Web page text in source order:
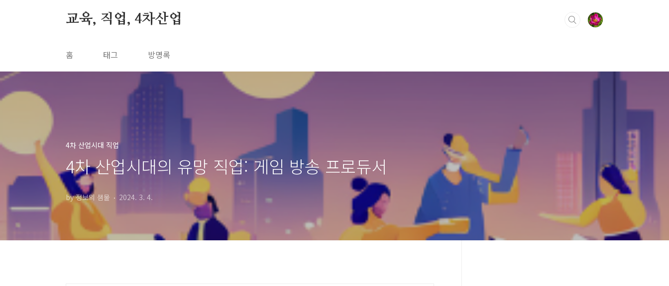
교육, 직업, 4차산업
홈 태그 방명록
4차 산업시대 직업
4차 산업시대의 유망 직업: 게임 방송 프로듀서
by 정보의 샘물 2024. 3. 4.